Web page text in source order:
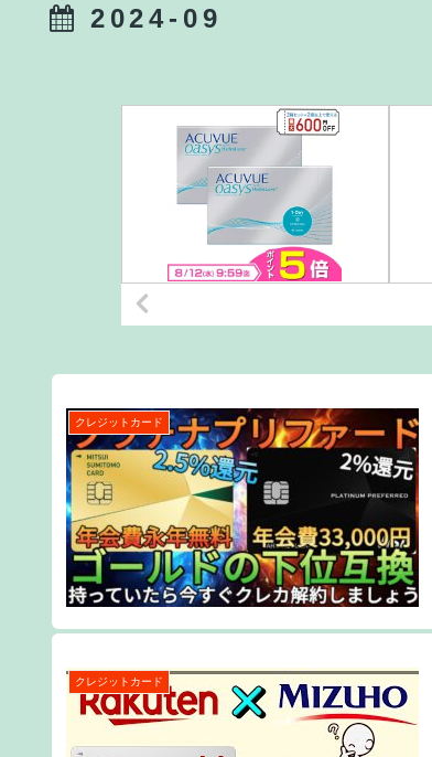
2024-09
クレジットカード
クレジットカード